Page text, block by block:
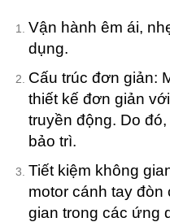
Vận hành êm ái,
dụng.
Cấu trúc đơn giản:
thiết kế đơn giản
truyền động. Do
bảo trì.
Tiết kiệm không
motor cánh tay đòn
gian trong các ứng